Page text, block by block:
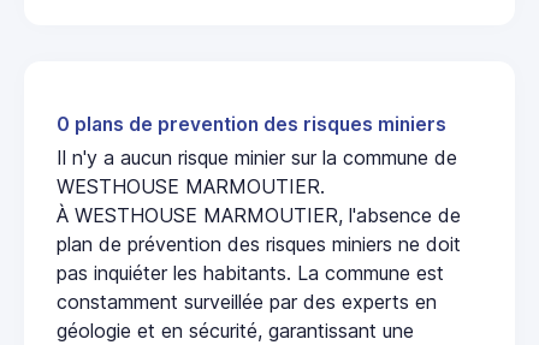
0 plans de prevention des risques miniers
Il n'y a aucun risque minier sur la commune de
WESTHOUSE MARMOUTIER.
À WESTHOUSE MARMOUTIER, l'absence de
plan de prévention des risques miniers ne doit
pas inquiéter les habitants. La commune est
constamment surveillée par des experts en
géologie et en sécurité, garantissant une